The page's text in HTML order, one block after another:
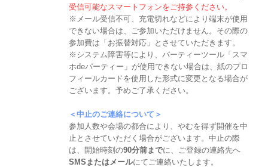
受信可能なスマートフォンをご持参ください。
※メール受信不可、充電切れなどにより端末が使用
できない場合は、ご参加いただけません。その際の
参加費は「お振替対応」とさせていただきます。
※システム障害等により、パーティーツール「スマ
ホdeパーティー」が使用できない場合は、紙のプロ
フィールカードを使用した形式に変更となる場合が
ございます。予めご了承ください。
＜中止のご連絡について＞
参加人数や会場の都合により、やむを得ず開催を中
止とさせていただく場合がございます。中止の際
は、開始時刻の90分前までに、ご登録の連絡先へ
SMSまたはメールにてご連絡いたします。